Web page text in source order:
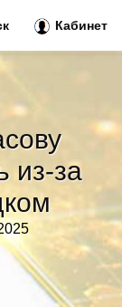
из-за
Кабинет